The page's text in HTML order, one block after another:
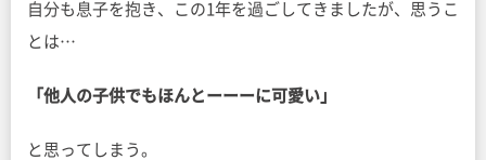
自分も息子を抱き、この1年を過ごしてきましたが、思うこ
とは…
「他人の子供でもほんとーーーに可愛い」
と思ってしまう。